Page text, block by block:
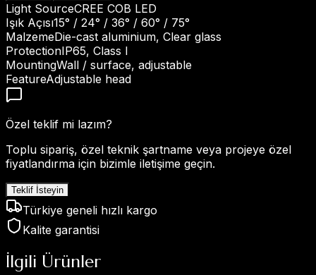
Light SourceCREE COB LED
Işık Açısı15° / 24° / 36° / 60° / 75°
MalzemeDie-cast aluminium, Clear glass
ProtectionIP65, Class I
MountingWall / surface, adjustable
FeatureAdjustable head
Özel teklif mi lazım?
Toplu sipariş, özel teknik şartname veya projeye özel
fiyatlandırma için bizimle iletişime geçin.
Teklif İsteyin
Türkiye geneli hızlı kargo
Kalite garantisi
İlgili Ürünler